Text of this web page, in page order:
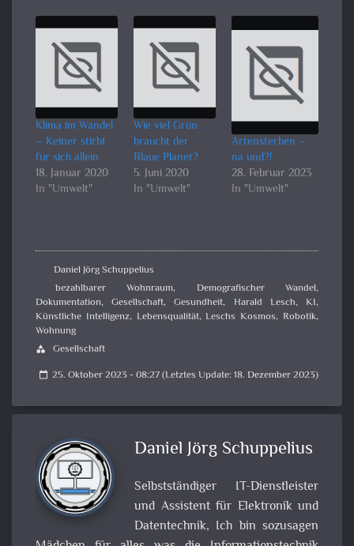
Klima im Wandel
– Keiner stirbt
für sich allein
18. Januar 2020
In "Umwelt"
Wie viel Grün
braucht der
Blaue Planet?
5. Juni 2020
In "Umwelt"
Artensterben –
na und?!
28. Februar 2023
In "Umwelt"
Daniel Jörg Schuppelius
bezahlbarer Wohnraum, Demografischer Wandel,
Dokumentation,Gesellschaft,Gesundheit, Harald Lesch,KI,
Künstliche Intelligenz, Lebensqualität,Leschs Kosmos,Robotik,
Wohnung
category Gesellschaft
calendar_today 25. Oktober 2023 - 08:27 (Letztes Update: 18. Dezember 2023)
Daniel Jörg Schuppelius
Selbstständiger IT-Dienstleister
und Assistent für Elektronik und
Datentechnik, Ich bin sozusagen